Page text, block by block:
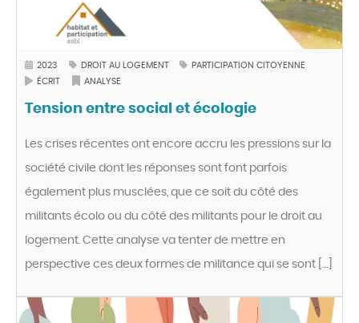
2023 DROIT AU LOGEMENT
PARTICIPATION CITOYENNE
ÉCRIT
ANALYSE
Tension entre social et écologie
Les crises récentes ont encore accru les pressions sur la
société civile dont les réponses sont font parfois
également plus musclées, que ce soit du côté des
militants écolo ou du côté des militants pour le droit au
logement. Cette analyse va tenter de mettre en
perspective ces deux formes de militance qui se sont […]